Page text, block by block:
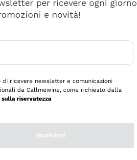
per ricevere ogni giorno
e novità!
di ricevere newsletter e comunicazioni
da Callmewine, come richiesto dalla
riservatezza
Iscrivimi